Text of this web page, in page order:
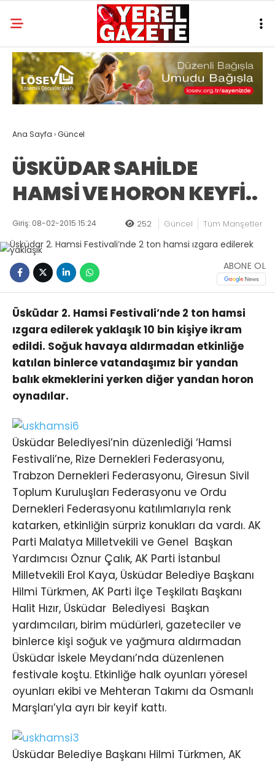
Ana Sayfa ›Güncel
ÜSKÜDAR SAHİLDE
HAMSİ VE HORON KEYFİ..
Giriş: 08-02-2015 15:24 252 Güncel Tüm Manşetler
ABONE OL
Üsküdar 2. Hamsi Festivali’nde 2 ton hamsi
ızgara edilerek yaklaşık 10 bin kişiye ikram
edildi. Soğuk havaya aldırmadan etkinliğe
katılan binlerce vatandaşımız bir yandan
balık ekmeklerini yerken diğer yandan horon
oynadılar.
Üsküdar Belediyesi’nin düzenlediği ‘Hamsi
Festivali’ne, Rize Dernekleri Federasyonu,
Trabzon Dernekleri Federasyonu, Giresun Sivil
Toplum Kuruluşları Federasyonu ve Ordu
Dernekleri Federasyonu katılımlarıyla renk
katarken, etkinliğin sürpriz konukları da vardı. AK
Parti Malatya Milletvekili ve Genel Başkan
Yardımcısı Öznur Çalık, AK Parti İstanbul
Milletvekili Erol Kaya, Üsküdar Belediye Başkanı
Hilmi Türkmen, AK Parti İlçe Teşkilatı Başkanı
Halit Hızır, Üsküdar Belediyesi Başkan
yardımcıları, birim müdürleri, gazeteciler ve
binlerce kişi soğuk ve yağmura aldırmadan
Üsküdar İskele Meydanı’nda düzenlenen
festivale koştu. Etkinliğe halk oyunları yöresel
oyunları ekibi ve Mehteran Takımı da Osmanlı
Marşları’yla ayrı bir keyif kattı.
Üsküdar Belediye Başkanı Hilmi Türkmen, AK